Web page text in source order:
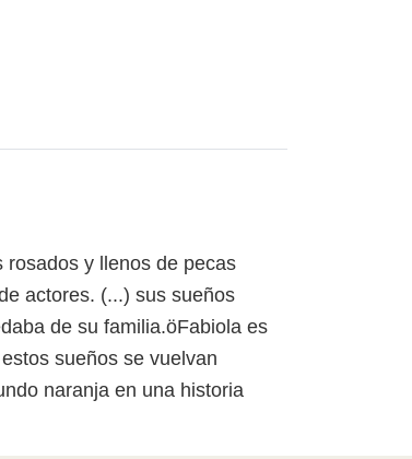
rosados y llenos de pecas
actores. (...) sus sueños
de su familia.öFabiola es
sueños se vuelvan
naranja en una historia